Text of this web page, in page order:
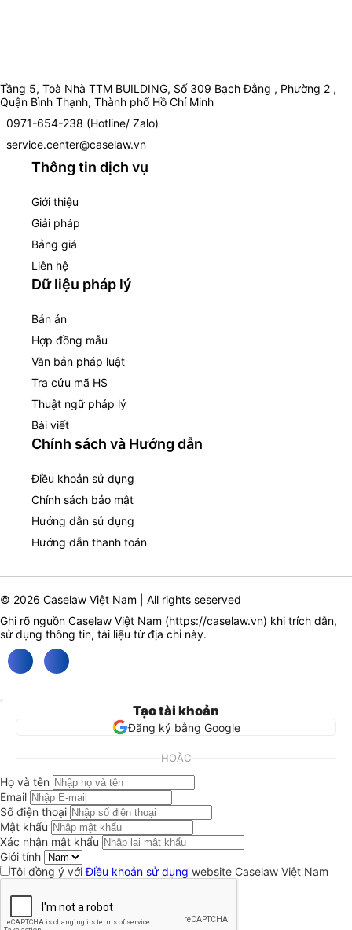
Tầng 5, Toà Nhà TTM BUILDING, Số 309 Bạch Đằng , Phường 2 ,
Quận Bình Thạnh, Thành phố Hồ Chí Minh
0971-654-238 (Hotline/ Zalo)
service.center@caselaw.vn
Thông tin dịch vụ
Giới thiệu
Giải pháp
Bảng giá
Liên hệ
Dữ liệu pháp lý
Bản án
Hợp đồng mẫu
Văn bản pháp luật
Tra cứu mã HS
Thuật ngữ pháp lý
Bài viết
Chính sách và Hướng dẫn
Điều khoản sử dụng
Chính sách bảo mật
Hướng dẫn sử dụng
Hướng dẫn thanh toán
© 2026 Caselaw Việt Nam | All rights seserved
Ghi rõ nguồn Caselaw Việt Nam (https://caselaw.vn) khi trích dẫn,
sử dụng thông tin, tài liệu từ địa chỉ này.
Tạo tài khoản
Đăng ký bằng Google
HOẶC
Họ và tên
Email
Số điện thoại
Mật khẩu
Xác nhận mật khẩu
Giới tính
Tôi đồng ý vớiĐiều khoản sử dụng website Caselaw Việt Nam